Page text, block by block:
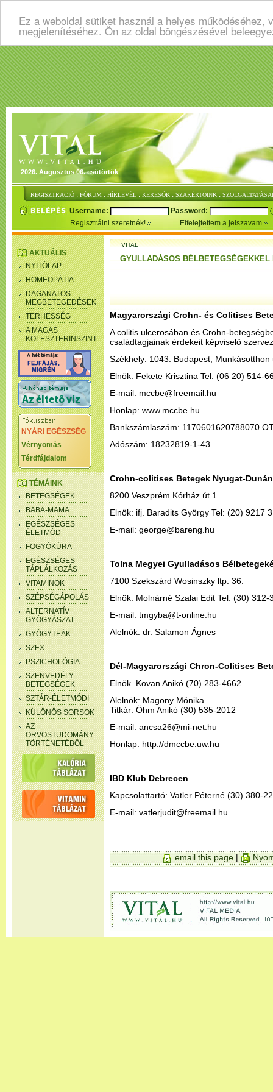
Ez a weboldal sütiket használ a helyes
megjelenítéséhez. Ön az oldal böngészésével
2026. Augusztus 06. csütörtök
REGISZTRÁCIÓ : FÓRUM : HÍRLEVÉL : KERESŐK : SZAKÉRTŐINK :
Username:
Password:
Regisztrálni szeretnék!
Elfelejtettem a jelszavam
AKTUÁLIS
NYITÓLAP
HOMEOPÁTIA
DAGANATOS
MEGBETEGEDÉSEK
TERHESSÉG
A MAGAS
KOLESZTERINSZINT
NYÁRI EGÉSZSÉG
Vérnyomás
Térdfájdalom
TÉMÁINK
BETEGSÉGEK
BABA-MAMA
EGÉSZSÉGES
ÉLETMÓD
FOGYÓKÚRA
EGÉSZSÉGES
TÁPLÁLKOZÁS
VITAMINOK
SZÉPSÉGÁPOLÁS
ALTERNATÍV
GYÓGYÁSZAT
GYÓGYTEÁK
SZEX
PSZICHOLÓGIA
SZENVEDÉLY-
BETEGSÉGEK
SZTÁR-ÉLETMÓDI
KÜLÖNÖS SORSOK
AZ
ORVOSTUDOMÁNY
TÖRTÉNETÉBŐL
VITAL
GYULLADÁSOS
Magyarországi Crohn- és Colitises
A colitis ulcerosában és Crohn-
családtagjainak érdekeit képviselő
Székhely: 1043. Budapest, Munkásotthon
Elnök: Fekete Krisztina Tel: (06 20) 514-
E-mail: mccbe@freemail.hu
Honlap: www.mccbe.hu
Bankszámlaszám: 1170601620788070
Adószám: 18232819-1-43
Crohn-colitises Betegek Nyugat-
8200 Veszprém Kórház út 1.
Elnök: ifj. Baradits György Tel: (20) 9217
E-mail: george@bareng.hu
Tolna Megyei Gyulladásos
7100 Szekszárd Wosinszky ltp. 36.
Elnök: Molnárné Szalai Edit Tel: (30)
E-mail: tmgyba@t-online.hu
Alelnök: dr. Salamon Ágnes
Dél-Magyarországi Chron-Colitises
Elnök. Kovan Anikó (70) 283-4662
Alelnök: Magony Mónika
Titkár: Öhm Anikó (30) 535-2012
E-mail: ancsa26@mi-net.hu
Honlap: http://dmccbe.uw.hu
IBD Klub Debrecen
Kapcsolattartó: Vatler Péterné (30) 380-
E-mail: vatlerjudit@freemail.hu
email this page |